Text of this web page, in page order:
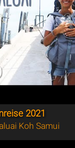
2021
Koh Samui